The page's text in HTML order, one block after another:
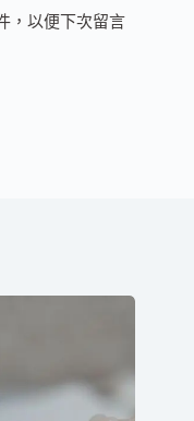
，以便下次留言